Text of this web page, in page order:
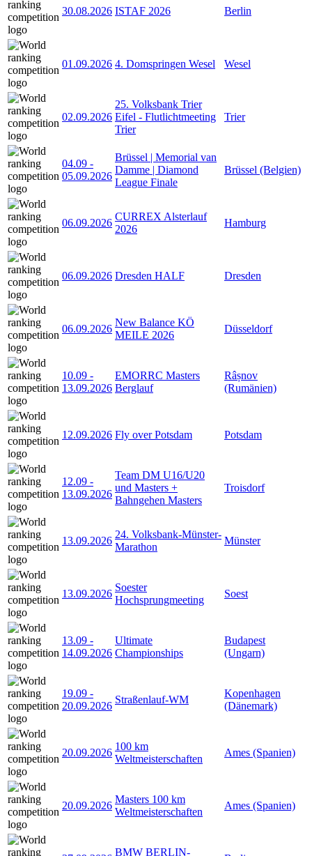
30.08.2026 ISTAF 2026 Berlin
01.09.2026 4. Domspringen Wesel Wesel
02.09.2026
25. Volksbank Trier
Eifel - Flutlichtmeeting
Trier
Trier
04.09 -
05.09.2026
Brüssel | Memorial van
Damme | Diamond
League Finale
Brüssel (Belgien)
06.09.2026
CURREX Alsterlauf
2026
Hamburg
06.09.2026 Dresden HALF Dresden
06.09.2026
New Balance KÖ
MEILE 2026
Düsseldorf
10.09 -
13.09.2026
EMORRC Masters
Berglauf
Râșnov
(Rumänien)
12.09.2026 Fly over Potsdam Potsdam
12.09 -
13.09.2026
Team DM U16/U20
und Masters +
Bahngehen Masters
Troisdorf
13.09.2026
24. Volksbank-Münster-
Marathon
Münster
13.09.2026
Soester
Hochsprungmeeting
Soest
13.09 -
14.09.2026
Ultimate
Championships
Budapest
(Ungarn)
19.09 -
20.09.2026
Straßenlauf-WM
Kopenhagen
(Dänemark)
20.09.2026
100 km
Weltmeisterschaften
Ames (Spanien)
20.09.2026
Masters 100 km
Weltmeisterschaften
Ames (Spanien)
BMW BERLIN-